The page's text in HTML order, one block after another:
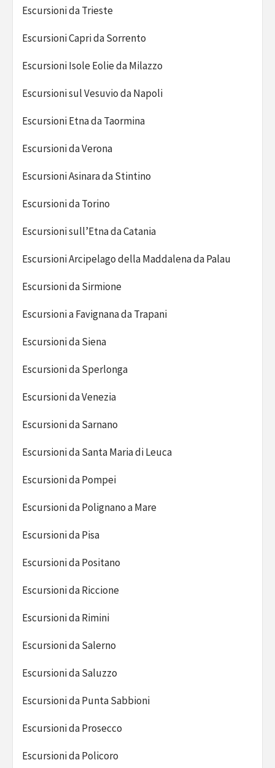
Escursioni da Trieste
Escursioni Capri da Sorrento
Escursioni Isole Eolie da Milazzo
Escursioni sul Vesuvio da Napoli
Escursioni Etna da Taormina
Escursioni da Verona
Escursioni Asinara da Stintino
Escursioni da Torino
Escursioni sull’Etna da Catania
Escursioni Arcipelago della Maddalena da Palau
Escursioni da Sirmione
Escursioni a Favignana da Trapani
Escursioni da Siena
Escursioni da Sperlonga
Escursioni da Venezia
Escursioni da Sarnano
Escursioni da Santa Maria di Leuca
Escursioni da Pompei
Escursioni da Polignano a Mare
Escursioni da Pisa
Escursioni da Positano
Escursioni da Riccione
Escursioni da Rimini
Escursioni da Salerno
Escursioni da Saluzzo
Escursioni da Punta Sabbioni
Escursioni da Prosecco
Escursioni da Policoro